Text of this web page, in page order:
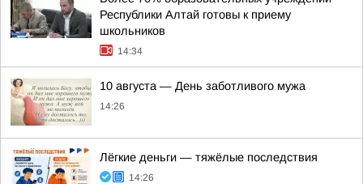
Республики Алтай готовы к приему
школьников
14:34
10 августа — День заботливого мужа
14:26
Лёгкие деньги — тяжёлые последствия
14:26